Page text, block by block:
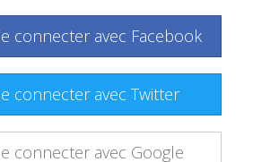
connecter avec Facebook
connecter avec Twitter
connecter avec Google